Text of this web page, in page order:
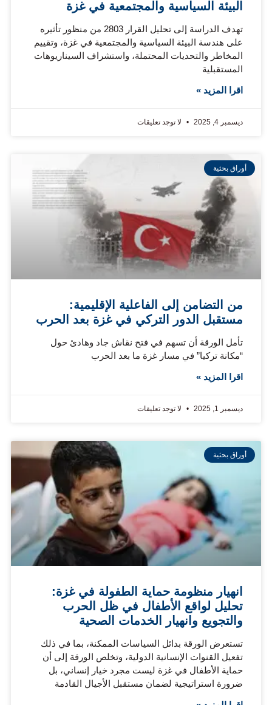
البيئة السياسية والمجتمعية في غزة
تهدف الدراسة إلى تحليل القرار 2803 من منظور تأثيره
على هندسة البيئة السياسية والمجتمعية في غزة، وتقييم
المخاطر والتحديات المحتملة، واستشراف السيناريوهات
المستقبلية
اقرا المزيد »
ديسمبر 4, 2025 لا توجد تعليقات
أوراق بحثية
من التضامن إلى الفاعلية الإقليمية:
مستقبل الدور التركي في غزة بعد الحرب
تأمل الورقة أن تسهم في فتح نقاش جاد وهادئ حول
“مكانة تركيا” في مسار غزة ما بعد الحرب
اقرا المزيد »
ديسمبر 1, 2025 لا توجد تعليقات
أوراق بحثية
انهيار منظومة حماية الطفولة في غزة:
تحليل لواقع الأطفال في ظل الحرب
والتجويع وانهيار الخدمات الصحية
تستعرض الورقة بدائل السياسات الممكنة، بما في ذلك
تفعيل القنوات الإنسانية الدولية، وتخلص الورقة إلى أن
حماية الأطفال في غزة ليست مجرد خيار إنساني، بل
ضرورة استراتيجية لضمان مستقبل الأجيال القادمة